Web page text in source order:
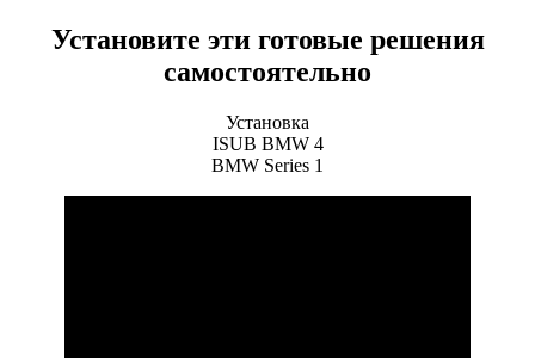
Установите эти готовые решения
самостоятельно
Установка
ISUB BMW 4
BMW Series 1